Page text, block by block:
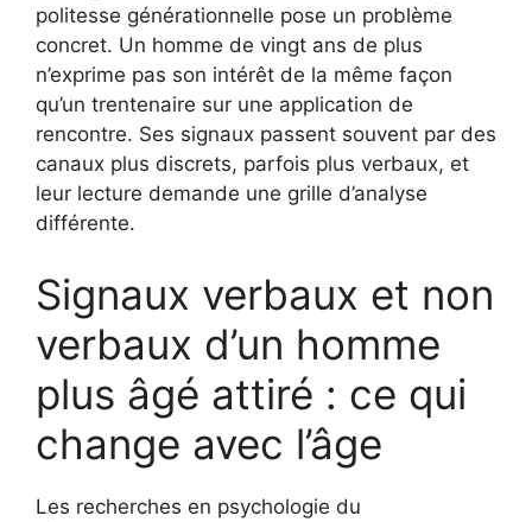
politesse générationnelle pose un problème
concret. Un homme de vingt ans de plus
n’exprime pas son intérêt de la même façon
qu’un trentenaire sur une application de
rencontre. Ses signaux passent souvent par des
canaux plus discrets, parfois plus verbaux, et
leur lecture demande une grille d’analyse
différente.
Signaux verbaux et non
verbaux d’un homme
plus âgé attiré : ce qui
change avec l’âge
Les recherches en psychologie du